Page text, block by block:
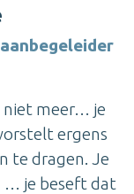
niet meer… je
ergens
te dragen. Je
… je beseft dat